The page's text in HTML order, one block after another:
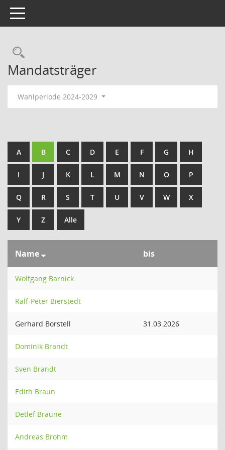
Toggle navigation
Rechercheauswahl
Mandatsträger
Wahlperiode 2024-2029
A B C D E F G H
I J K L M N O P
Q R S T U V W X
Y Z Alle
Name bis
Wolfgang Barnick
Ralf-Peter Bierstedt
Gerhard Borstell 31.03.2026
Dominik Brandt
Sven Brandt
Edith Braun
Detlef Braune
Andreas Brohm